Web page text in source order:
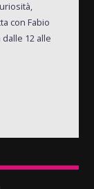
con Fabio
12 alle